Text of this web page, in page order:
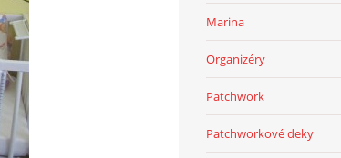
Marina
Organizéry
Patchwork
Patchworkové deky